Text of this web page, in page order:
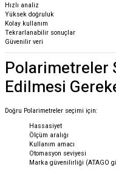
Hızlı analiz
Yüksek doğruluk
Kolay kullanım
Tekrarlanabilir sonuçlar
Güvenilir veri
Polarimetreler
Edilmesi
Doğru Polarimetreler seçimi için:
Hassasiyet
Ölçüm aralığı
Kullanım amacı
Otomasyon seviyesi
Marka güvenilirliği (ATAGO